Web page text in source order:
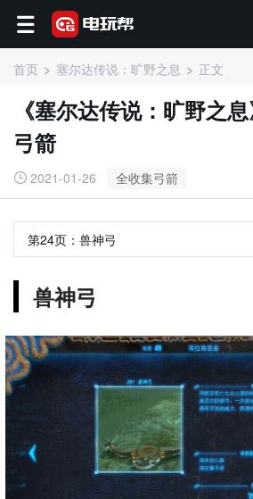
首页 塞尔达传说：旷野之息 正文
《塞尔达传说：旷野之
弓箭
2021-01-26 全收集弓箭
第24页： 兽神弓
兽神弓